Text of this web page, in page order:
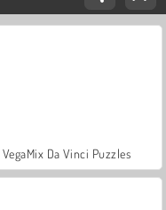
VegaMix Da Vinci Puzzles